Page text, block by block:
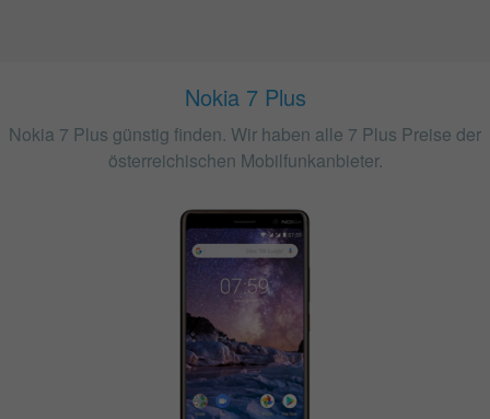
Nokia 7 Plus
Nokia 7 Plus günstig finden. Wir haben alle 7 Plus Preise der
österreichischen Mobilfunkanbieter.